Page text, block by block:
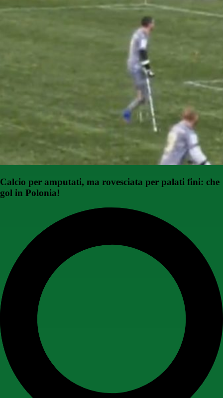
Calcio per amputati, ma rovesciata per palati fini: che
gol in Polonia!